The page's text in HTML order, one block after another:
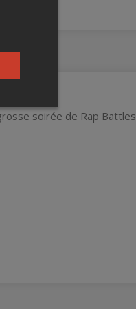
soirée de Rap Battles